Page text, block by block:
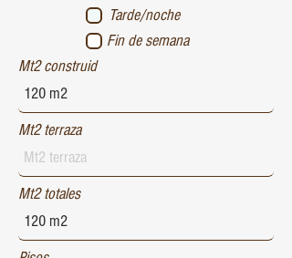
Tarde/noche
Fin de semana
Mt2 construid
Mt2 terraza
Mt2 totales